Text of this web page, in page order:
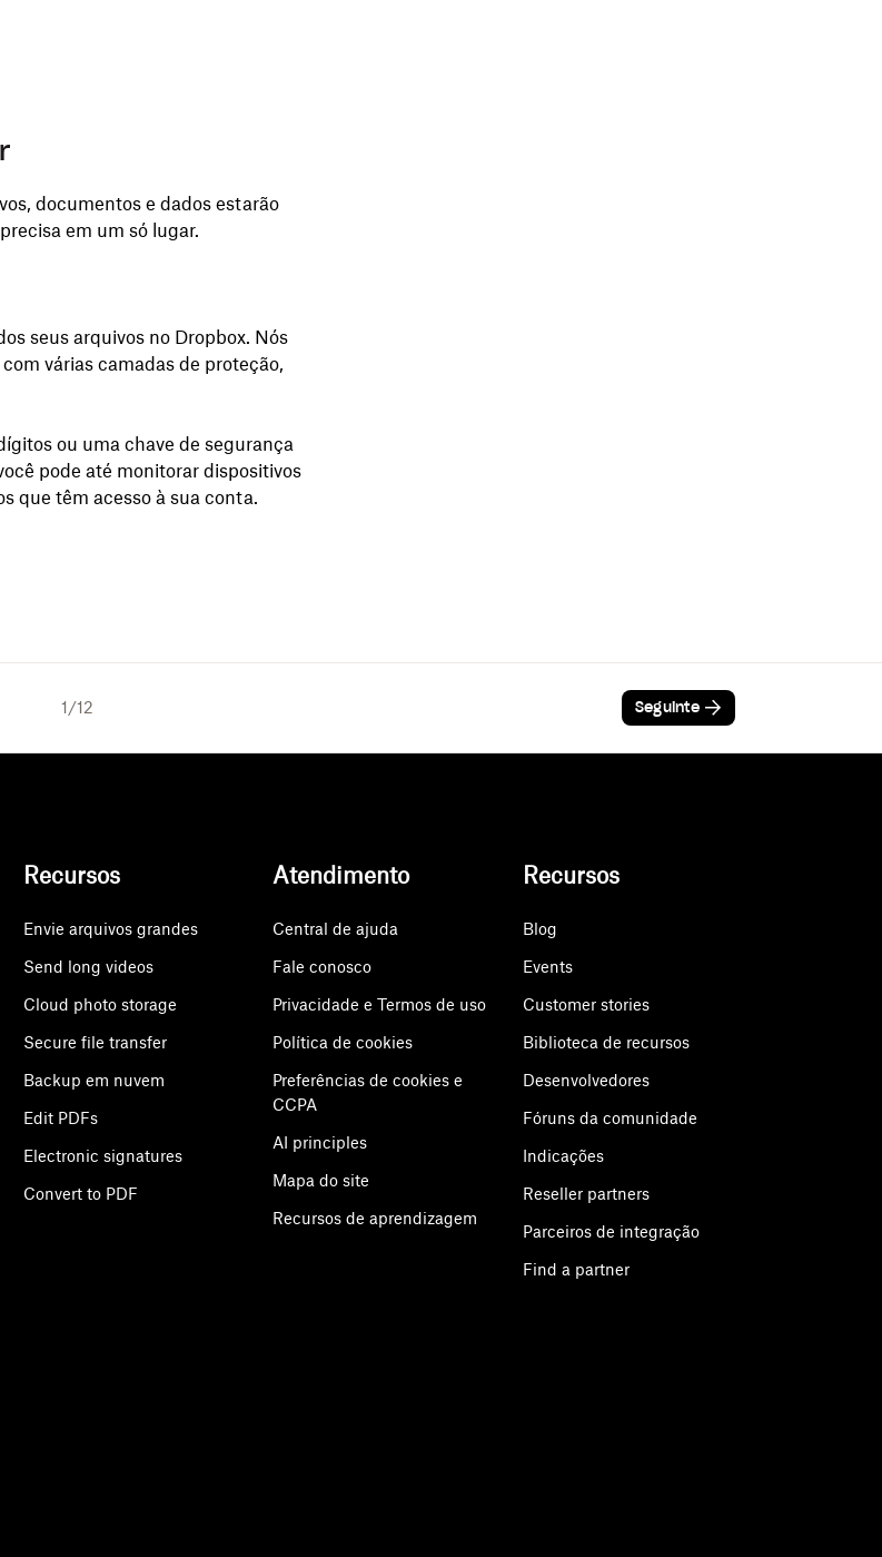
documentos e dados estarão
em um só lugar.
seus arquivos no Dropbox. Nós
várias camadas de proteção,
ou uma chave de segurança
pode até monitorar dispositivos
que têm acesso à sua conta.
1/12 Seguinte
Recursos
Envie arquivos grandes
Send long videos
Cloud photo storage
Secure file transfer
Backup em nuvem
Edit PDFs
Electronic signatures
Convert to PDF
Atendimento
Central de ajuda
Fale conosco
Privacidade e Termos de uso
Política de cookies
Preferências de cookies e
CCPA
AI principles
Mapa do site
Recursos de aprendizagem
Recursos
Blog
Events
Customer stories
Biblioteca de recursos
Desenvolvedores
Fóruns da comunidade
Indicações
Reseller partners
Parceiros de integração
Find a partner